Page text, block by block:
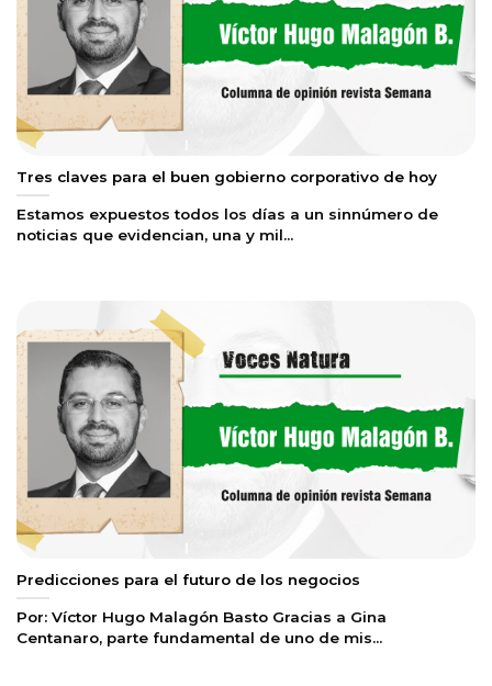
Tres claves para el buen gobierno corporativo de hoy
Estamos expuestos todos los días a un sinnúmero de
noticias que evidencian, una y mil...
Predicciones para el futuro de los negocios
Por: Víctor Hugo Malagón Basto Gracias a Gina
Centanaro, parte fundamental de uno de mis...